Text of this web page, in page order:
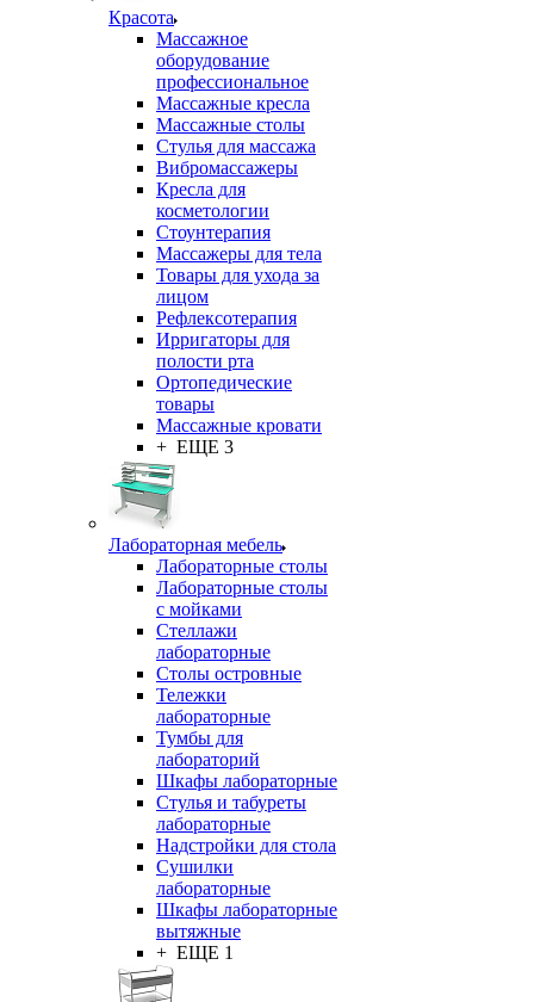
Красота
Массажное
оборудование
профессиональное
Массажные кресла
Массажные столы
Стулья для массажа
Вибромассажеры
Кресла для
косметологии
Стоунтерапия
Массажеры для тела
Товары для ухода за
лицом
Рефлексотерапия
Ирригаторы для
полости рта
Ортопедические
товары
Массажные кровати
+ ЕЩЕ 3
Лабораторная мебель
Лабораторные столы
Лабораторные столы
с мойками
Стеллажи
лабораторные
Столы островные
Тележки
лабораторные
Тумбы для
лабораторий
Шкафы лабораторные
Стулья и табуреты
лабораторные
Надстройки для стола
Сушилки
лабораторные
Шкафы лабораторные
вытяжные
+ ЕЩЕ 1